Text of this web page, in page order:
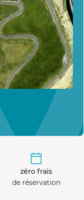
zéro frais
de réservation